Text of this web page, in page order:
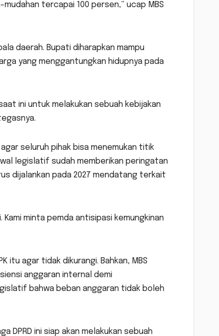
tercapai 100 persen,” ucap MBS
daerah. Bupati diharapkan mampu
yang menggantungkan hidupnya pada
ini untuk melakukan sebuah kebijakan
seluruh pihak bisa menemukan titik
legislatif sudah memberikan peringatan
dijalankan pada 2027 mendatang terkait
minta pemda antisipasi kemungkinan
itu agar tidak dikurangi. Bahkan, MBS
anggaran internal demi
bahwa beban anggaran tidak boleh
DPRD ini siap akan melakukan sebuah